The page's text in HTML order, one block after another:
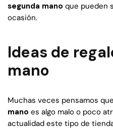
segunda mano que pueden
ocasión.
Ideas de
mano
Muchas veces pensamos
mano es algo malo o poco
actualidad este tipo de